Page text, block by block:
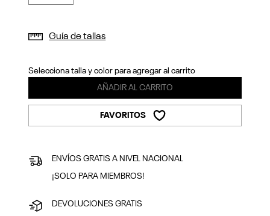
Guía de tallas
Selecciona talla y color para agregar al carrito
AÑADIR AL CARRITO
FAVORITOS
ENVÍOS GRATIS A NIVEL NACIONAL
¡SOLO PARA MIEMBROS!
DEVOLUCIONES GRATIS